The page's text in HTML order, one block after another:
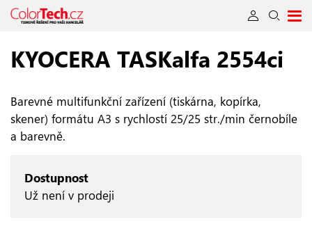
KYOCERA TASKalfa 2554ci
Barevné multifunkční zařízení (tiskárna, kopírka,
skener) formátu A3 s rychlostí 25/25 str./min černobíle
a barevně.
Dostupnost
Už není v prodeji